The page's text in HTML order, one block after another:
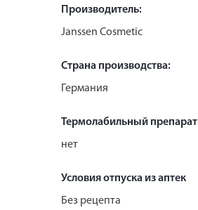
Производитель:
Janssen Cosmetic
Страна производства:
Германия
Термолабильный препарат
нет
Условия отпуска из аптек
Без рецепта